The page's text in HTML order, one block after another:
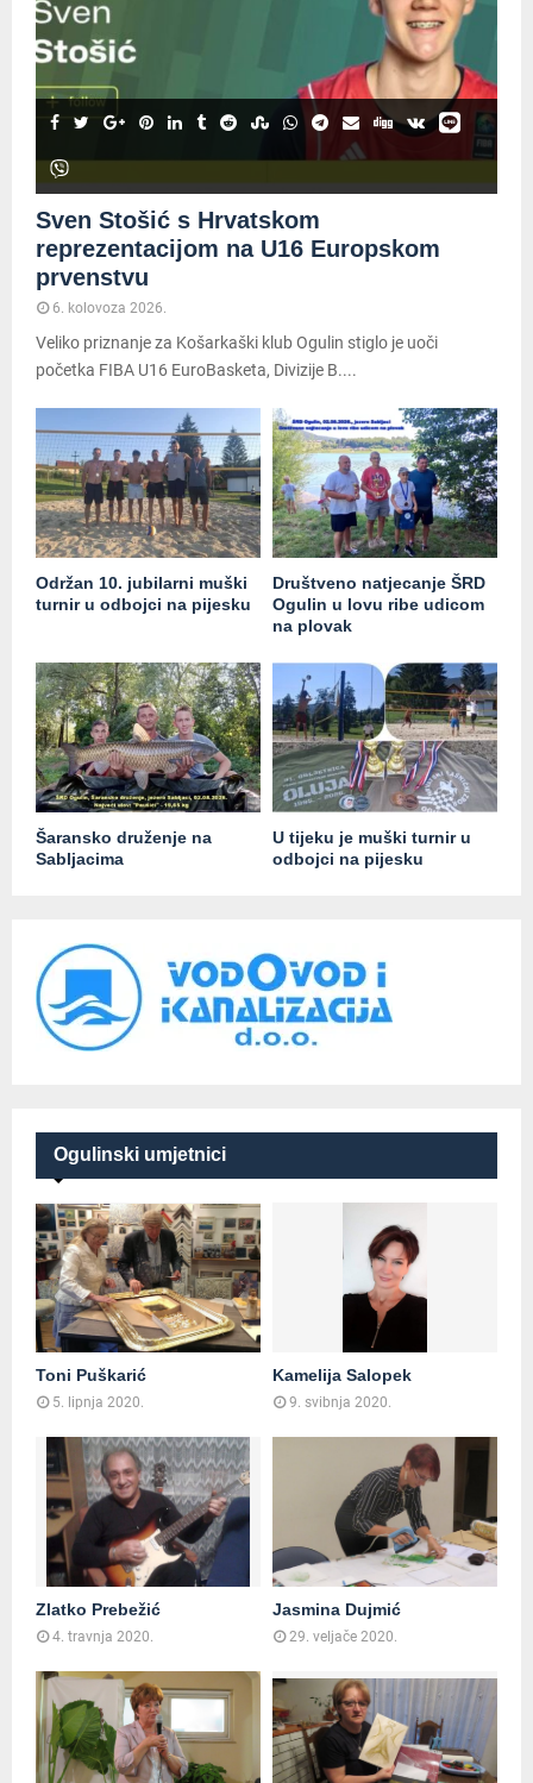
Sven Stošić s Hrvatskom
reprezentacijom na U16 Europskom
prvenstvu
6. kolovoza 2026.
Veliko priznanje za Košarkaški klub Ogulin stiglo je uoči
početka FIBA U16 EuroBasketa, Divizije B....
Održan 10. jubilarni muški
turnir u odbojci na pijesku
Društveno natjecanje ŠRD
Ogulin u lovu ribe udicom
na plovak
Šaransko druženje na
Sabljacima
U tijeku je muški turnir u
odbojci na pijesku
Ogulinski umjetnici
Toni Puškarić
5. lipnja 2020.
Kamelija Salopek
9. svibnja 2020.
Zlatko Prebežić
4. travnja 2020.
Jasmina Dujmić
29. veljače 2020.